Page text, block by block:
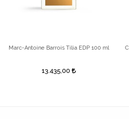
Marc-Antoine Barrois Tilia EDP 100 ml
13.435,00